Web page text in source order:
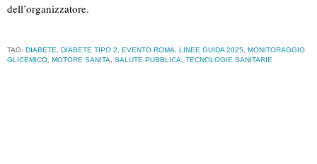
dell’organizzatore.
TAG: DIABETE, DIABETE TIPO 2, EVENTO ROMA, LINEE GUIDA 2025, MONITORAGGIO
GLICEMICO, MOTORE SANITA, SALUTE PUBBLICA, TECNOLOGIE SANITARIE